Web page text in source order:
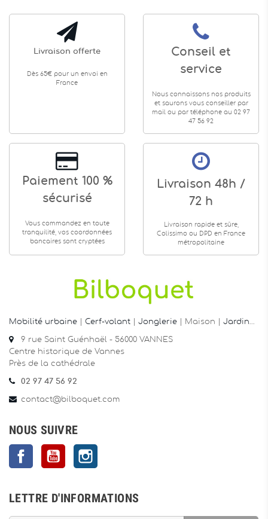
Livraison offerte
Dès 65€ pour un envoi en
France
Conseil et
service
Nous connaissons nos produits
et saurons vous conseiller par
mail ou par téléphone au 02 97
47 56 92
Paiement 100 %
sécurisé
Vous commandez en toute
tranquilité, vos coordonnées
bancaires sont cryptées
Livraison 48h /
72 h
Livraison rapide et sûre,
Colissimo ou DPD en France
métropolitaine
Mobilité urbaine Cerf-volant Jonglerie | Maison | Jardin
9 rue Saint Guénhaël - 56000 VANNES
Centre historique de Vannes
Près de la cathédrale
02 97 47 56 92
contact@bilboquet.com
NOUS SUIVRE
FacebookYouTube
LETTRE D'INFORMATIONS